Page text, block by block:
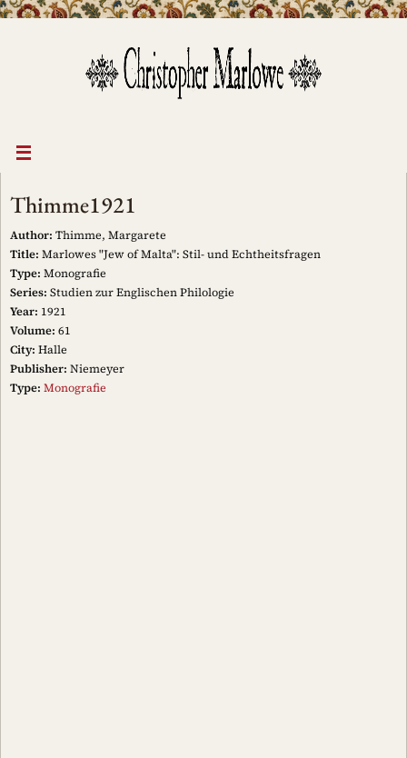
Thimme1921
Author: Thimme, Margarete
Title: Marlowes "Jew of Malta": Stil- und Echtheitsfragen
Type: Monografie
Series: Studien zur Englischen Philologie
Year: 1921
Volume: 61
City: Halle
Publisher: Niemeyer
Type: Monografie